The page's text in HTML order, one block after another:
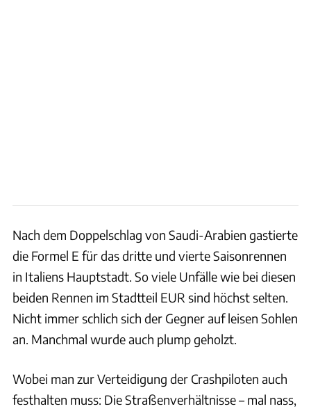
Nach dem Doppelschlag von Saudi-Arabien gastierte
die Formel E für das dritte und vierte Saisonrennen
in Italiens Hauptstadt. So viele Unfälle wie bei diesen
beiden Rennen im Stadtteil EUR sind höchst selten.
Nicht immer schlich sich der Gegner auf leisen Sohlen
an. Manchmal wurde auch plump geholzt.
Wobei man zur Verteidigung der Crashpiloten auch
festhalten muss: Die Straßenverhältnisse – mal nass,